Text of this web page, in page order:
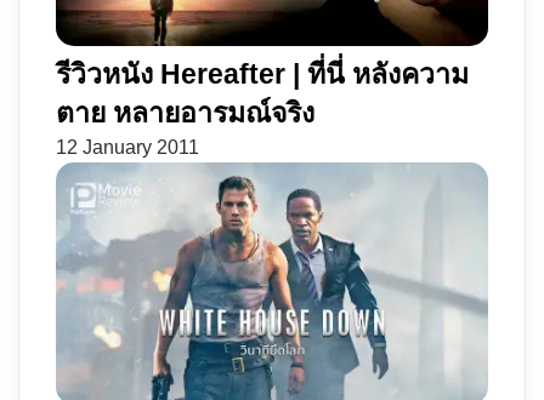
รีวิวหนัง Hereafter | ที่นี่ หลังความ
ตาย หลายอารมณ์จริง
12 January 2011